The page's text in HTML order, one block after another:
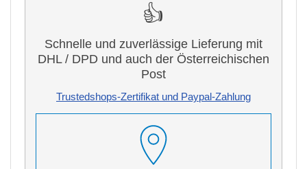
👍
Schnelle und zuverlässige Lieferung mit
DHL / DPD und auch der Österreichischen
Post
Trustedshops-Zertifikat und Paypal-Zahlung